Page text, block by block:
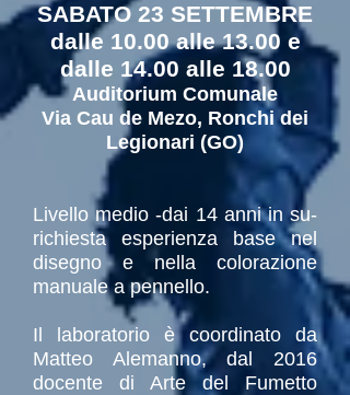
SABATO 23 SETTEMBRE
dalle 10.00 alle13.00 e
dalle 14.00 alle 18.00
Auditorium Comunale
Via Cau de Mezo, Ronchi dei
Legionari (GO)
Livello medio -dai 14 anni in su-
richiesta esperienza base nel
disegno e nella colorazione
manuale a pennello.
Il laboratorio è coordinato da
Matteo Alemanno, dal 2016
docente di Arte del Fumetto